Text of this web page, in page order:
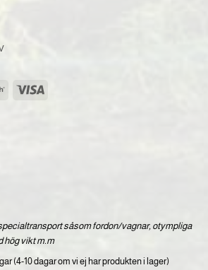
Swish
såsom fordon/vagnar, otympliga
hög vikt m.m
(4-10 dagar om vi ej har produkten i lager)